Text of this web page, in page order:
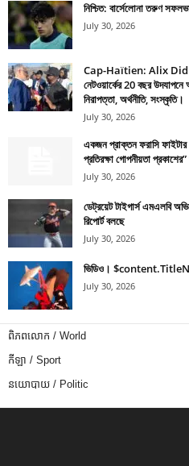
নিশ্চিত: বার্সেলোনা তরুণ
July 30, 2026
Cap-Haïtien: Alix Didier
নেটওয়ার্কের 20 বছর উদযাপনে
নিরাপত্তা, অর্থনীতি, সংস্কৃতি।
July 30, 2026
একজন প্রাক্তন ফরাসি ফাইটার
প্রতিরক্ষা গোপনীয়তা
July 30, 2026
ডেট্রয়েট টাইগার্স এমএলবি
রিপোর্ট বলছে
July 30, 2026
ভিডিও।
July 30, 2026
ពិភពលោក / World
កីឡា / Sport
នយោបាយ / Politic